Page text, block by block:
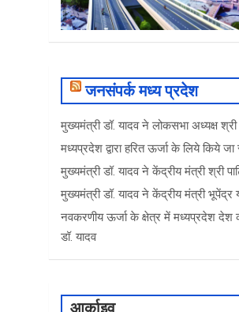
जनसंपर्क मध्य प्रदेश
मुख्यमंत्री डॉ. यादव ने लोकसभा अध्यक्ष
मध्यप्रदेश द्वारा हरित ऊर्जा के लिये किये जा
मुख्यमंत्री डॉ. यादव ने केंद्रीय मंत्री श्री
मुख्यमंत्री डॉ. यादव ने केंद्रीय मंत्री
नवकरणीय ऊर्जा के क्षेत्र में मध्यप्रदेश देश
डॉ. यादव
आर्काइव